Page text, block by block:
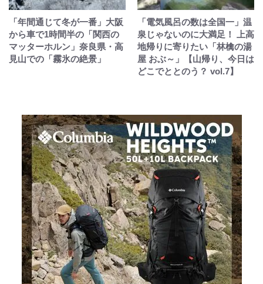
「年間通じて冬が一番」大阪
から車で1時間半の「関西の
マッターホルン」奈良県・高
見山での「霧氷の絶景」
「電気風呂の数は全国一」温
泉じゃないのに大満足！ 上高
地帰りに寄りたい「林檎の湯
屋 おぶ～」【山帰り、今日は
どこでととのう？ vol.7】